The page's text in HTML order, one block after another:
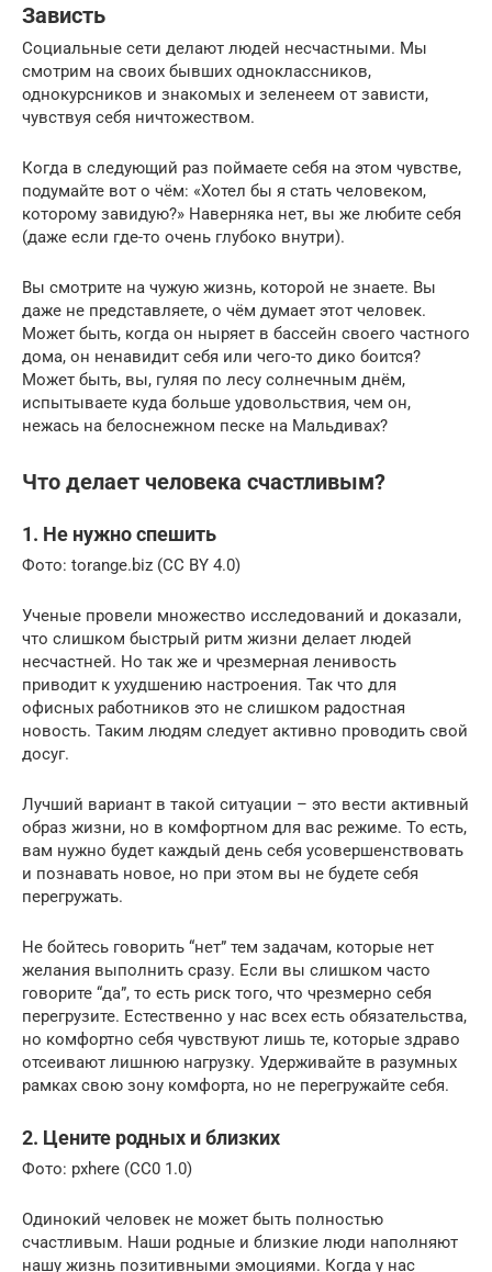
Зависть
Социальные сети делают людей несчастными. Мы
смотрим на своих бывших одноклассников,
однокурсников и знакомых и зеленеем от зависти,
чувствуя себя ничтожеством.
Когда в следующий раз поймаете себя на этом чувстве,
подумайте вот о чём: «Хотел бы я стать человеком,
которому завидую?» Наверняка нет, вы же любите себя
(даже если где-то очень глубоко внутри).
Вы смотрите на чужую жизнь, которой не знаете. Вы
даже не представляете, о чём думает этот человек.
Может быть, когда он ныряет в бассейн своего частного
дома, он ненавидит себя или чего-то дико боится?
Может быть, вы, гуляя по лесу солнечным днём,
испытываете куда больше удовольствия, чем он,
нежась на белоснежном песке на Мальдивах?
Что делает человека счастливым?
1. Не нужно спешить
Фото: torange.biz (CC BY 4.0)
Ученые провели множество исследований и доказали,
что слишком быстрый ритм жизни делает людей
несчастней. Но так же и чрезмерная ленивость
приводит к ухудшению настроения. Так что для
офисных работников это не слишком радостная
новость. Таким людям следует активно проводить свой
досуг.
Лучший вариант в такой ситуации – это вести активный
образ жизни, но в комфортном для вас режиме. То есть,
вам нужно будет каждый день себя усовершенствовать
и познавать новое, но при этом вы не будете себя
перегружать.
Не бойтесь говорить “нет” тем задачам, которые нет
желания выполнить сразу. Если вы слишком часто
говорите “да”, то есть риск того, что чрезмерно себя
перегрузите. Естественно у нас всех есть обязательства,
но комфортно себя чувствуют лишь те, которые здраво
отсеивают лишнюю нагрузку. Удерживайте в разумных
рамках свою зону комфорта, но не перегружайте себя.
2. Цените родных и близких
Фото: pxhere (CC0 1.0)
Одинокий человек не может быть полностью
счастливым. Наши родные и близкие люди наполняют
нашу жизнь позитивными эмоциями. Когда у нас